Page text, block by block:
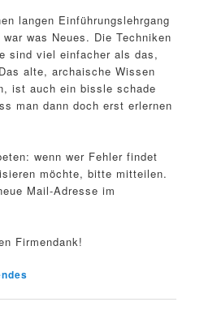
langen Einführungslehrgang
was Neues. Die Techniken
sind viel einfacher als das,
alte, archaische Wissen
ist auch ein bissle schade
man dann doch erst erlernen
wenn wer Fehler findet
möchte, bitte mitteilen.
Mail-Adresse im
Firmendank!